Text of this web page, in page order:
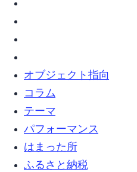
オブジェクト指向 (5)
コラム (8)
テーマ (4)
パフォーマンス (1)
はまった所 (12)
ふるさと納税 (4)